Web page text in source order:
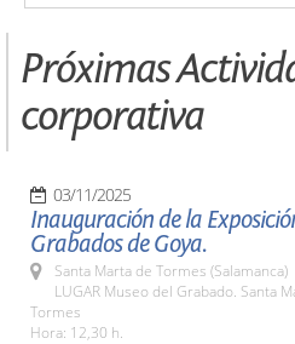
Próximas
corporativa
03/11/2025
Inauguración de la
Grabados de Goya.
Santa Marta de Tormes (Salamanca)
LUGAR Museo del Grabado. Santa
Tormes
Hora: 12,30 h.